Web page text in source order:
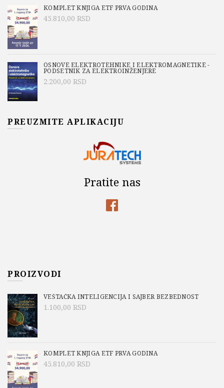
KOMPLET KNJIGA ETF PRVA GODINA
45.810,00 RSD
OSNOVE ELEKTROTEHNIKE I ELEKTROMAGNETIKE -
PODSETNIK ZA ELEKTROINŽENJERE
2.200,00 RSD
PREUZMITE APLIKACIJU
Pratite nas
PROIZVODI
VEŠTAČKA INTELIGENCIJA I SAJBER BEZBEDNOST
1.100,00 RSD
KOMPLET KNJIGA ETF PRVA GODINA
45.810,00 RSD